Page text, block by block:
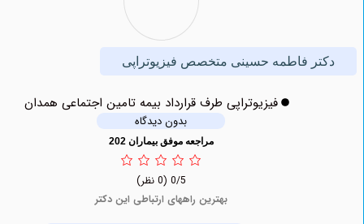
فاطمه حسینی متخصص فیزیوتراپی
فیزیوتراپی طرف قرارداد بیمه تامین اجتماعی همدان
بدون دیدگاه
مراجعه موفق بیماران 202
بهترین راههای ارتباطی این دکتر